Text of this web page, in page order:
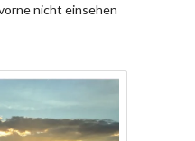
nicht einsehen